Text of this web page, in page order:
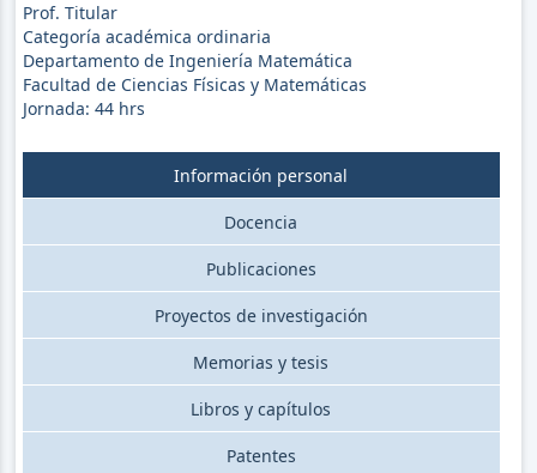
Prof. Titular
Categoría académica ordinaria
Departamento de Ingeniería Matemática
Facultad de Ciencias Físicas y Matemáticas
Jornada: 44hrs
Información personal
Docencia
Publicaciones
Proyectos de investigación
Memorias y tesis
Libros y capítulos
Patentes